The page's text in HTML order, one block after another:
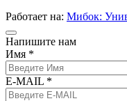
Работает на: Мибок:
Напишите нам
Имя *
E-MAIL *